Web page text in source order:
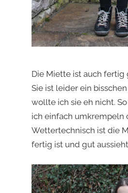
Die Miette ist auch
Sie ist leider ein
wollte ich sie eh nicht.
ich einfach umkrempeln
Wettertechnisch ist die
fertig ist und gut